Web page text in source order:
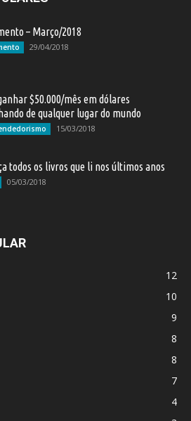
– Março/2018
29/04/2018
$50.000/mês em dólares
de qualquer lugar do mundo
15/03/2018
todos os livros que li nos últimos anos
05/03/2018
12
10
9
8
8
7
4